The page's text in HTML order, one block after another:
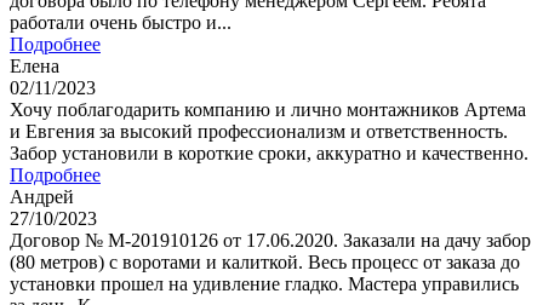
работали очень быстро и...
Подробнее
Елена
02/11/2023
Хочу поблагодарить компанию и лично монтажников Артема
и Евгения за высокий профессионализм и ответственность.
Забор установили в короткие сроки, аккуратно и качественно.
Подробнее
Андрей
27/10/2023
Договор № М-201910126 от 17.06.2020. Заказали на дачу забор
(80 метров) с воротами и калиткой. Весь процесс от заказа до
установки прошел на удивление гладко. Мастера управились